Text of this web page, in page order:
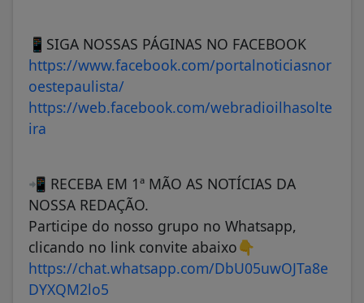
📱SIGA NOSSAS PÁGINAS NO FACEBOOK
https://www.facebook.com/portalnoticiasnor
oestepaulista/
https://web.facebook.com/webradioilhasolte
ira
📲 RECEBA EM 1ª MÃO AS NOTÍCIAS DA
NOSSA REDAÇÃO.
Participe do nosso grupo no Whatsapp,
clicando no link convite abaixo👇
https://chat.whatsapp.com/DbU05uwOJTa8e
DYXQM2lo5